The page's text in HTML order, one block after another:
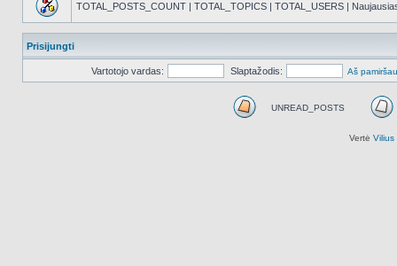
TOTAL_POSTS_COUNT | TOTAL_TOPICS | TOTAL_USERS |
Prisijungti
Vartotojo vardas: Slaptažodis: Aš
UNREAD_POSTS
Vertė Vilius